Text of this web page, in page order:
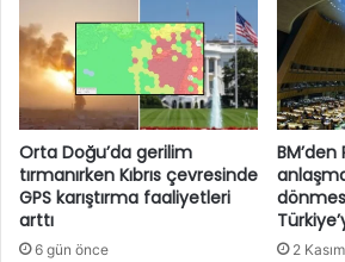
Orta Doğu’da gerilim
tırmanırken Kıbrıs çevresinde
GPS karıştırma faaliyetleri
arttı
6 gün önce
BM’den
2